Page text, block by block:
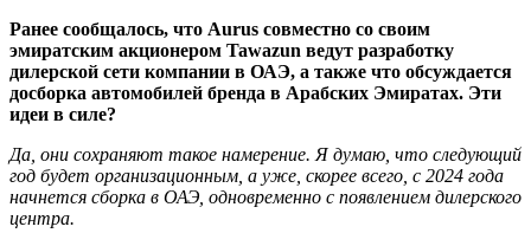
Ранее сообщалось, что Aurus совместно со своим
эмиратским акционером Tawazun ведут разработку
дилерской сети компании в ОАЭ, а также что обсуждается
досборка автомобилей бренда в Арабских Эмиратах. Эти
идеи в силе?
Да, они сохраняют такое намерение. Я думаю, что следующий
год будет организационным, а уже, скорее всего, с 2024 года
начнется сборка в ОАЭ, одновременно с появлением дилерского
центра.